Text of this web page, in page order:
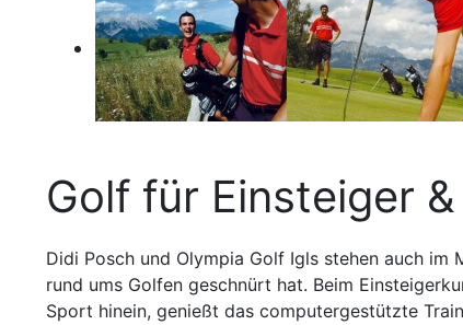
Golf für Einsteiger
Didi Posch und Olympia Golf Igls stehen auch
rund ums Golfen geschnürt hat. Beim
Sport hinein, genießt das computergestützte